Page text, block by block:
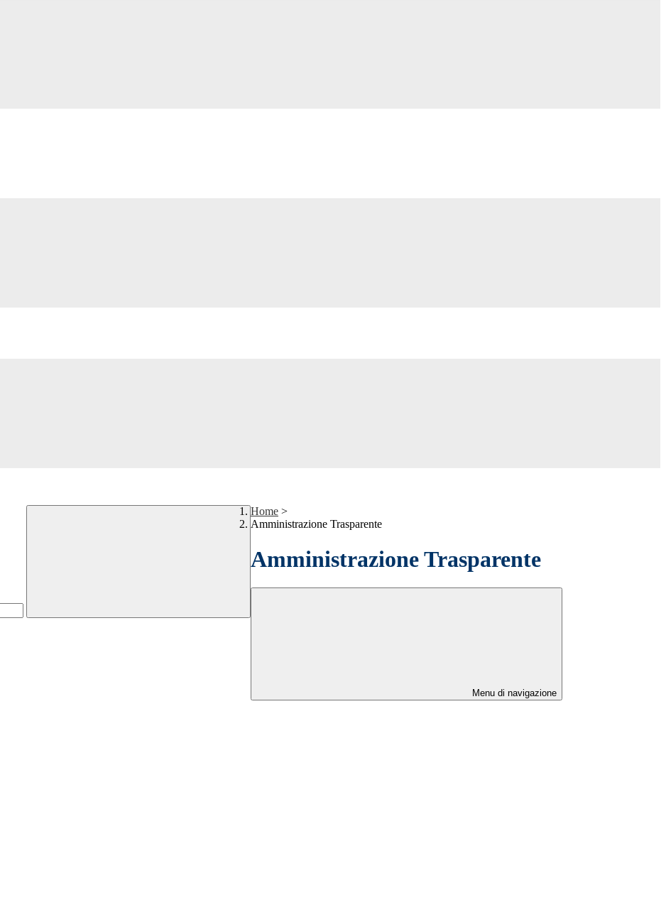
Home >
Amministrazione Trasparente
Amministrazione Trasparente
Menu di navigazione